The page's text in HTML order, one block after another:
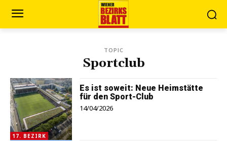
TOPIC
Sportclub
17. BEZIRK
Es ist soweit: Neue Heimstätte
für den Sport-Club
14/04/2026